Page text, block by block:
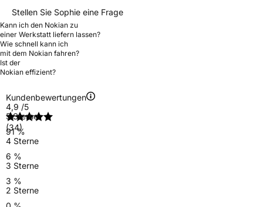
Stellen Sie Sophie eine Frage
Kann ich den Nokian zu
einer Werkstatt liefern lassen?
Wie schnell kann ich
mit dem Nokian fahren?
Ist der
Nokian effizient?
Kundenbewertungen
4,9 /5
(34)
5 Sterne
91 %
4 Sterne
6 %
3 Sterne
3 %
2 Sterne